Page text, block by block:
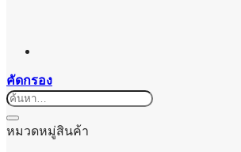
คัดกรอง
ค้นหา:
หมวดหมู่สินค้า